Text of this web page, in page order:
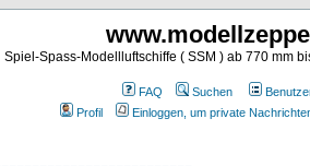
Spiel-Spass-Modellluftschiffe ( SSM ) ab 770 mm
FAQ Suchen
Profil
Einloggen, um private